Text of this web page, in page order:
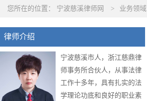
您所在的位置： 宁波慈溪律师网 > 业务领域
律师介绍
宁波慈溪市人，浙江慈鼎律
师事务所合伙人，从事法律
工作十多年，具有扎实的法
学理论功底和良好的职业素